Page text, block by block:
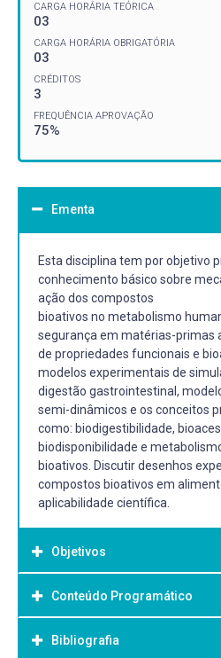
CARGA HORÁRIA TEÓRICA
03
CARGA HORÁRIA OBRIGATÓRIA
03
CRÉDITOS
3
FREQUÊNCIA APROVAÇÃO
75%
Ementa
Esta disciplina tem por objetivo
conhecimento básico sobre
ação dos compostos
bioativos no metabolismo
segurança em matérias-primas
de propriedades funcionais e
modelos experimentais de
digestão gastrointestinal,
semi-dinâmicos e os conceitos
como: biodigestibilidade,
biodisponibilidade e
bioativos. Discutir desenhos
compostos bioativos em
aplicabilidade científica.
Objetivos
Objetivo Geral:
-
Conteúdo Programático
Compostos bioativos: conceitos
Bibliografia